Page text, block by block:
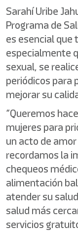
Sarahí Uribe
Programa de
es esencial que
especialmente
sexual, se
periódicos para
mejorar su
“Queremos
mujeres para
un acto de
recordamos la
chequeos
alimentación
atender su
salud más
servicios